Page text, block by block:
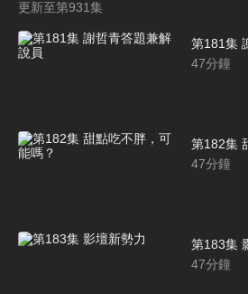
更新至第931集
第181集
47分鐘
第182集
47分鐘
第183集
47分鐘